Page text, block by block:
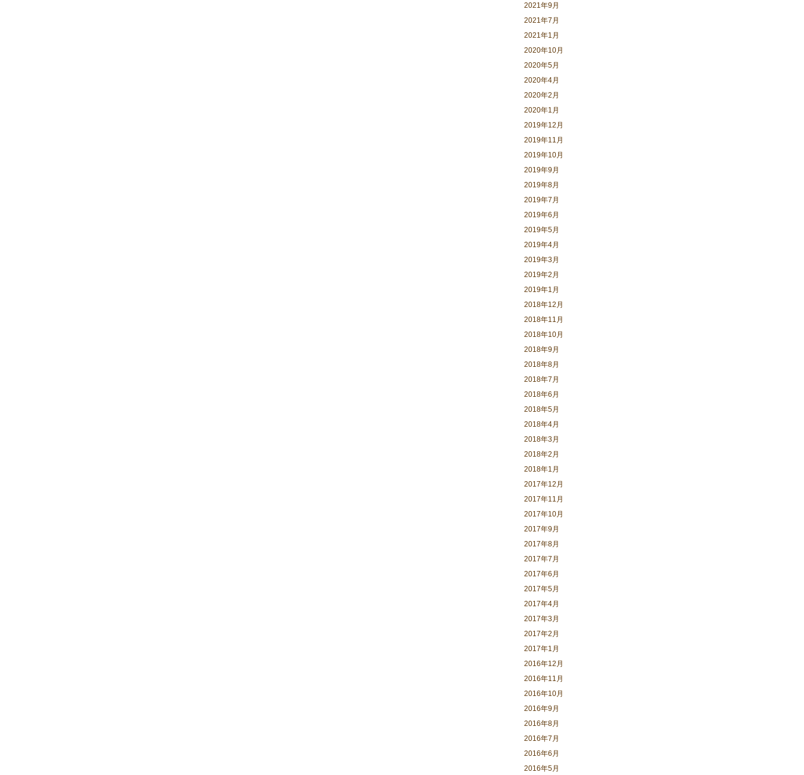
2021年9月
2021年7月
2021年1月
2020年10月
2020年5月
2020年4月
2020年2月
2020年1月
2019年12月
2019年11月
2019年10月
2019年9月
2019年8月
2019年7月
2019年6月
2019年5月
2019年4月
2019年3月
2019年2月
2019年1月
2018年12月
2018年11月
2018年10月
2018年9月
2018年8月
2018年7月
2018年6月
2018年5月
2018年4月
2018年3月
2018年2月
2018年1月
2017年12月
2017年11月
2017年10月
2017年9月
2017年8月
2017年7月
2017年6月
2017年5月
2017年4月
2017年3月
2017年2月
2017年1月
2016年12月
2016年11月
2016年10月
2016年9月
2016年8月
2016年7月
2016年6月
2016年5月